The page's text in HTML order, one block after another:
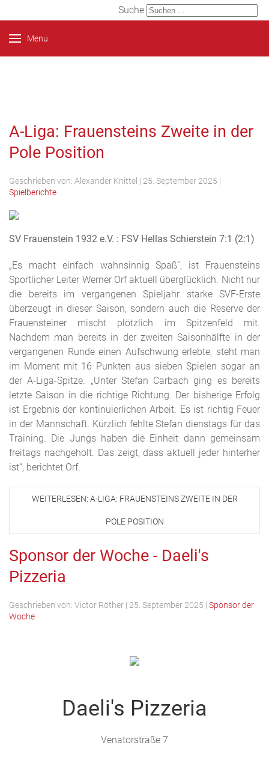
Suche
Menu
A-Liga: Frauensteins Zweite in der
Pole Position
Geschrieben von: Alexander Knittel | 25. September 2025 |
Spielberichte
SV Frauenstein 1932 e.V. : FSV Hellas Schierstein 7:1 (2:1)
„Es macht einfach wahnsinnig Spaß“, ist Frauensteins
Sportlicher Leiter Werner Orf aktuell überglücklich. Nicht nur
die bereits im vergangenen Spieljahr starke SVF-Erste
überzeugt in dieser Saison, sondern auch die Reserve der
Frauensteiner mischt plötzlich im Spitzenfeld mit.
Nachdem man bereits in der zweiten Saisonhälfte in der
vergangenen Runde einen Aufschwung erlebte, steht man
im Moment mit 16 Punkten aus sieben Spielen sogar an
der A-Liga-Spitze. „Unter Stefan Carbach ging es bereits
letzte Saison in die richtige Richtung. Der bisherige Erfolg
ist Ergebnis der kontinuierlichen Arbeit. Es ist richtig Feuer
in der Mannschaft. Kürzlich fehlte Stefan dienstags für das
Training. Die Jungs haben die Einheit dann gemeinsam
freitags nachgeholt. Das zeigt, dass aktuell jeder hinterher
ist“, berichtet Orf.
WEITERLESEN: A-LIGA: FRAUENSTEINS ZWEITE IN DER
POLE POSITION
Sponsor der Woche - Daeli's
Pizzeria
Geschrieben von: Victor Röther | 25. September 2025 | Sponsor der
Woche
Daeli's Pizzeria
Venatorstraße 7